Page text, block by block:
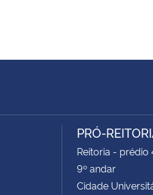
PRÓ-
Reitoria - prédio
9º andar
Cidade